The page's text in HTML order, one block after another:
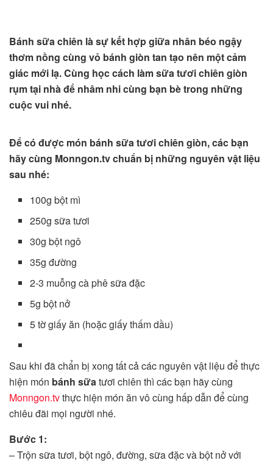
Bánh sữa chiên là sự kết hợp giữa nhân béo ngậy
thơm nồng cùng vỏ bánh giòn tan tạo nên một cảm
giác mới lạ. Cùng học cách làm sữa tươi chiên giòn
rụm tại nhà để nhâm nhi cùng bạn bè trong những
cuộc vui nhé.
Để có được món bánh sữa tươi chiên giòn, các bạn
hãy cùng Monngon.tv chuẩn bị những nguyên vật liệu
sau nhé:
100g bột mì
250g sữa tươi
30g bột ngô
35g đường
2-3 muỗng cà phê sữa đặc
5g bột nở
5 tờ giấy ăn (hoặc giấy thấm dầu)
Sau khi đã chẩn bị xong tất cả các nguyên vật liệu để thực
hiện món bánh sữatươi chiên thì các bạn hãy cùng
Monngon.tvthực hiện món ăn vô cùng hấp dẫn để cùng
chiêu đãi mọi người nhé.
Bước 1:
– Trộn sữa tươi, bột ngô, đường, sữa đặc và bột nở với